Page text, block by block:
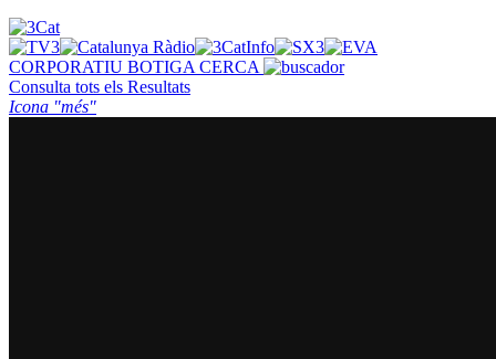
CORPORATIU BOTIGA CERCA
Consulta tots els Resultats
Icona "més"